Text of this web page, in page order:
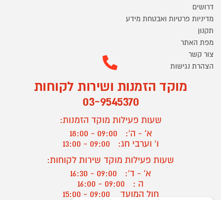
דרושים
מדיניות פרטיות ואבטחת מידע
תקנון
מפת האתר
צור קשר
הצהרת נגישות
מוקד הזמנות ושירות לקוחות
03-9545370
שעות פעילות מוקד הזמנות:
א' - ה':
09:00 - 18:00
ו' וערבי חג:
09:00 - 13:00
שעות פעילות מוקד שירות לקוחות:
א' - ד':
09:00 - 16:30
ה :
09:00 - 16:00
חול המועד